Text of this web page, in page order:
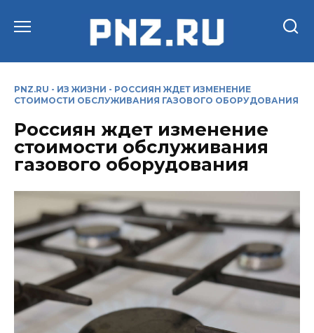
PNZ.RU - ИЗ ЖИЗНИ - РОССИЯН ЖДЕТ ИЗМЕНЕНИЕ
СТОИМОСТИ ОБСЛУЖИВАНИЯ ГАЗОВОГО ОБОРУДОВАНИЯ
Россиян ждет изменение
стоимости обслуживания
газового оборудования